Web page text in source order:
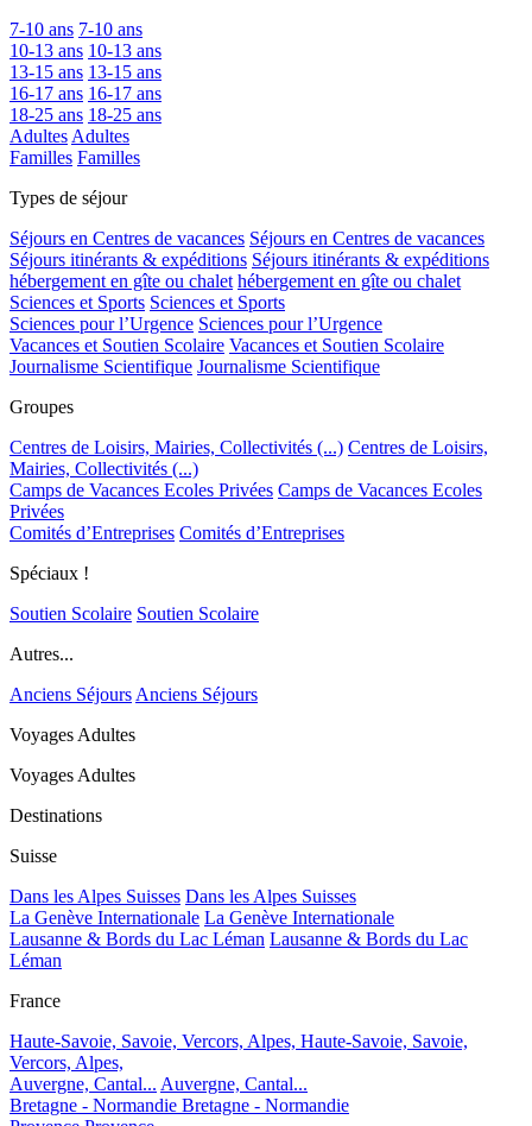
7-10 ans 7-10 ans
10-13 ans 10-13 ans
13-15 ans 13-15 ans
16-17 ans 16-17 ans
18-25 ans 18-25 ans
Adultes Adultes
Familles Familles
Types de séjour
Séjours en Centres de vacances Séjours en Centres de vacances
Séjours itinérants & expéditions Séjours itinérants & expéditions
hébergement en gîte ou chalet hébergement en gîte ou chalet
Sciences et Sports Sciences et Sports
Sciences pour l’Urgence Sciences pour l’Urgence
Vacances et Soutien Scolaire Vacances et Soutien Scolaire
Journalisme Scientifique Journalisme Scientifique
Groupes
Centres de Loisirs, Mairies, Collectivités (...) Centres de Loisirs,
Mairies, Collectivités (...)
Camps de Vacances Ecoles Privées Camps de Vacances Ecoles
Privées
Comités d’Entreprises Comités d’Entreprises
Spéciaux !
Soutien Scolaire Soutien Scolaire
Autres...
Anciens Séjours Anciens Séjours
Voyages Adultes
Voyages Adultes
Destinations
Suisse
Dans les Alpes Suisses Dans les Alpes Suisses
La Genève Internationale La Genève Internationale
Lausanne & Bords du Lac Léman Lausanne & Bords du Lac
Léman
France
Haute-Savoie, Savoie, Vercors, Alpes, Haute-Savoie, Savoie,
Vercors, Alpes,
Auvergne, Cantal... Auvergne, Cantal...
Bretagne - Normandie Bretagne - Normandie